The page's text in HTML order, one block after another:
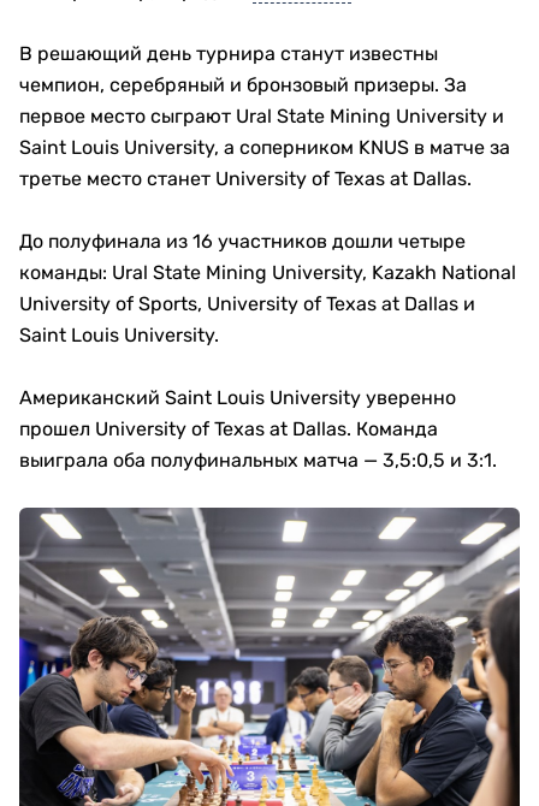
В решающий день турнира станут известны
чемпион, серебряный и бронзовый призеры. За
первое место сыграют Ural State Mining University и
Saint Louis University, а соперником KNUS в матче за
третье место станет University of Texas at Dallas.
До полуфинала из 16 участников дошли четыре
команды: Ural State Mining University, Kazakh National
University of Sports, University of Texas at Dallas и
Saint Louis University.
Американский Saint Louis University уверенно
прошел University of Texas at Dallas. Команда
выиграла оба полуфинальных матча — 3,5:0,5 и 3:1.